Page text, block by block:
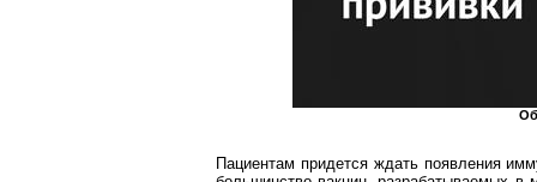
Пациентам придется ждать появления